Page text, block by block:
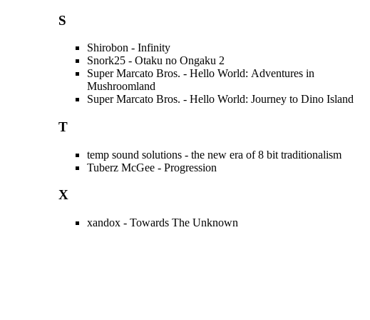
S
Shirobon - Infinity
Snork25 - Otaku no Ongaku 2
Super Marcato Bros. - Hello World: Adventures in
Mushroomland
Super Marcato Bros. - Hello World: Journey to Dino Island
T
temp sound solutions - the new era of 8 bit traditionalism
Tuberz McGee - Progression
X
xandox - Towards The Unknown